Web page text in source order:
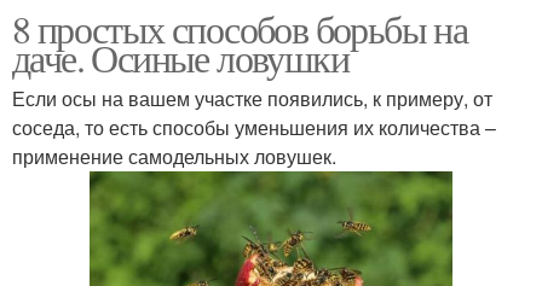
8 простых способов борьбы на
даче. Осиные ловушки
Если осы на вашем участке появились, к примеру, от
соседа, то есть способы уменьшения их количества –
применение самодельных ловушек.